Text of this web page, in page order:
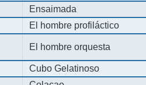
Ensaimada
El hombre profiláctico
El hombre orquesta
Cubo Gelatinoso